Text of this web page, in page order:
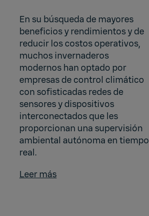
En su búsqueda de mayores
beneficios y rendimientos y de
reducir los costos operativos,
muchos invernaderos
modernos han optado por
empresas de control climático
con sofisticadas redes de
sensores y dispositivos
interconectados que les
proporcionan una supervisión
ambiental autónoma en tiempo
real.
Leer más